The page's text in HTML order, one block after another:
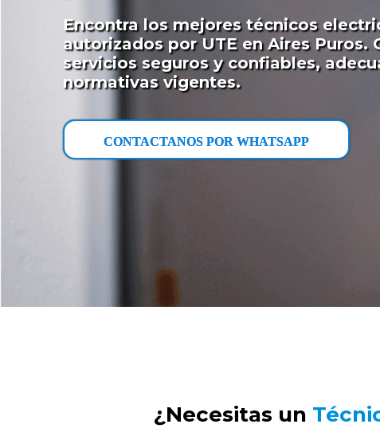
Encontra los mejores técnicos
autorizados por UTE en Aires Puros.
servicios seguros y confiables,
normativas vigentes.
CONTACTANOS POR WHATSAPP
¿Necesitas un